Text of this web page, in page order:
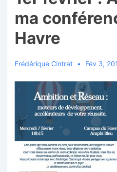
ma
Havre
Frédérique Cintrat Fév 3,